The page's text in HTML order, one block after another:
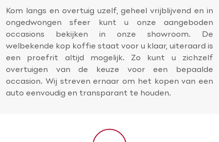
Kom langs en overtuig uzelf, geheel vrijblijvend en in
ongedwongen sfeer kunt u onze aangeboden
occasions bekijken in onze showroom. De
welbekende kop koffie staat voor u klaar, uiteraard is
een proefrit altijd mogelijk. Zo kunt u zichzelf
overtuigen van de keuze voor een bepaalde
occasion. Wij streven ernaar om het kopen van een
auto eenvoudig en transparant te houden.